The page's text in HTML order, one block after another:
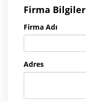
Firma Bilgiler
Firma Adı
Adres